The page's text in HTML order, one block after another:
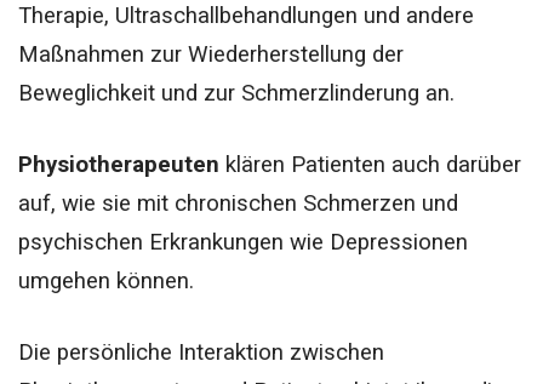
Therapie, Ultraschallbehandlungen und andere
Maßnahmen zur Wiederherstellung der
Beweglichkeit und zur Schmerzlinderung an.
Physiotherapeuten klären Patienten auch darüber
auf, wie sie mit chronischen Schmerzen und
psychischen Erkrankungen wie Depressionen
umgehen können.
Die persönliche Interaktion zwischen